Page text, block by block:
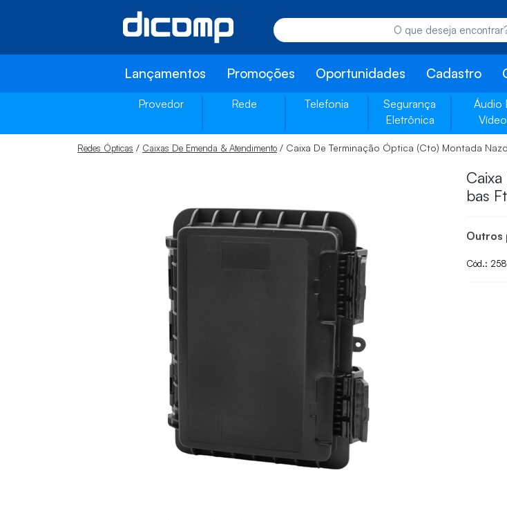
Lançamentos Promoções Oportunidades Cadastro
Provedor Rede Telefonia
Segurança
Eletrônica
Áudio
Vídeo
Redes Ópticas / Caixas De Emenda & Atendimento / Caixa De Terminação Óptica (Cto) Montada
bas
Outros
Cód.: